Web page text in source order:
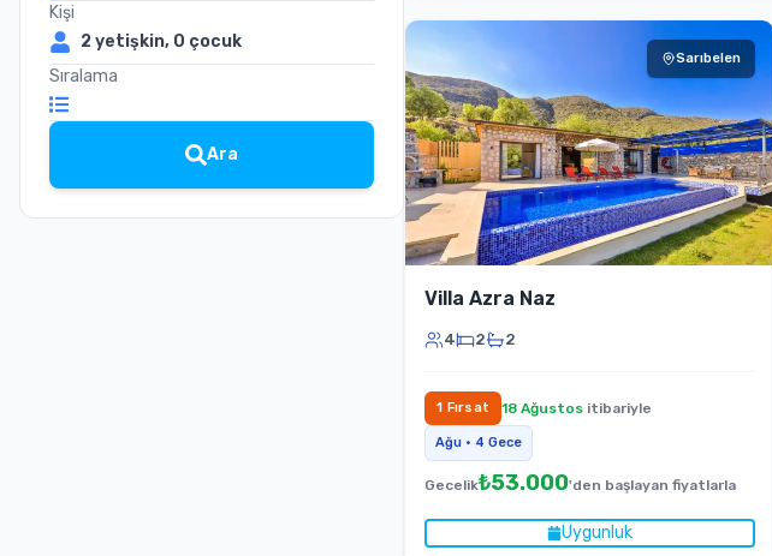
Kişi
2yetişkin, 0 çocuk
Sıralama
Ara
Sarıbelen
Villa Azra Naz
4 2 2
1 Fırsat 18 Ağustos itibariyle
Ağu • 4 Gece
Gecelik₺53.000'den başlayan fiyatlarla
Uygunluk